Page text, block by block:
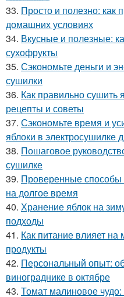
33. Просто и полезно: как
домашних условиях
34. Вкусные и полезные:
сухофрукты
35. Сэкономьте деньги и
сушилки
36. Как правильно сушить
рецепты и советы
37. Сэкономьте время и
яблоки в электросушилке
38. Пошаговое
сушилке
39. Проверенные способы
на долгое время
40. Хранение яблок на
подходы
41. Как питание влияет
продукты
42. Персональный опыт:
винограднике в октябре
43. Томат малиновое